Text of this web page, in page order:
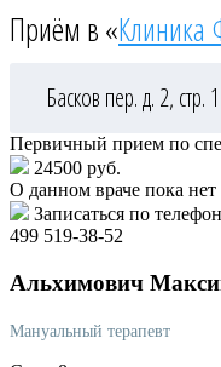
Приём в «Клиника
Басков пер. д. 2, стр. 1
Первичный прием по
24500 руб.
О данном враче пока нет
Записаться по
499 519-38-52
Альхимович
Мануальный терапевт